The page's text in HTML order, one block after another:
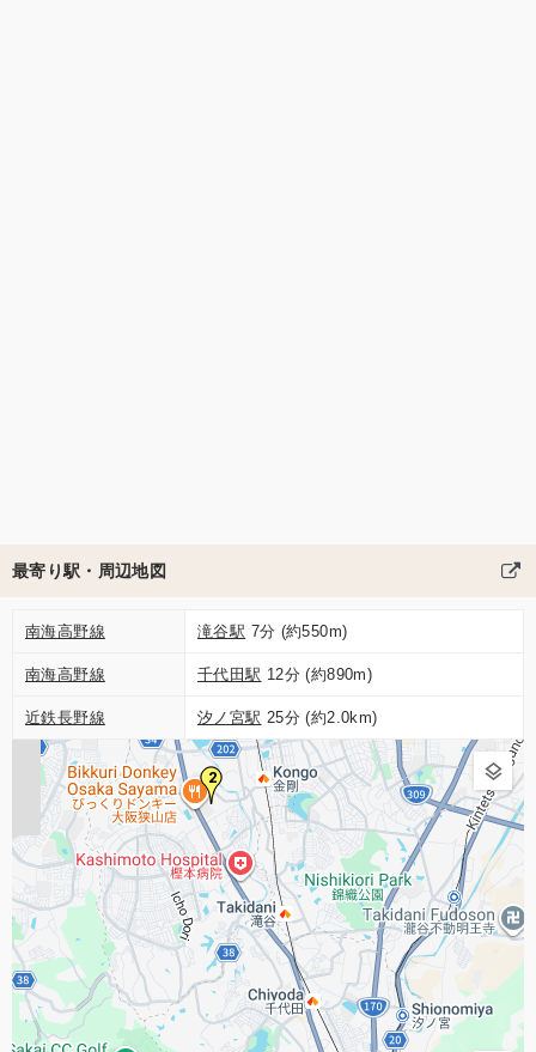
最寄り駅・周辺地図
南海高野線 滝谷駅 7分 (約550m)
南海高野線 千代田駅 12分 (約890m)
近鉄長野線 汐ノ宮駅 25分 (約2.0km)
2